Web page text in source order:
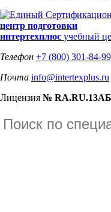
центр подготовки
интертехплюс учебный
Телефон +7 (800) 301-84-99
Почта info@intertexplus.ru
Лицензия №